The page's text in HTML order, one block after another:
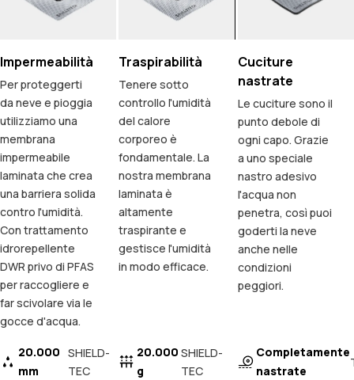
Impermeabilità
Per proteggerti
da neve e pioggia
utilizziamo una
membrana
impermeabile
laminata che crea
una barriera solida
contro l'umidità.
Con trattamento
idrorepellente
DWR privo di PFAS
per raccogliere e
far scivolare via le
gocce d'acqua.
20.000
mm
SHIELD-
TEC
Traspirabilità
Tenere sotto
controllo l'umidità
del calore
corporeo è
fondamentale. La
nostra membrana
laminata è
altamente
traspirante e
gestisce l'umidità
in modo efficace.
20.000
g
SHIELD-
TEC
Cuciture
nastrate
Le cuciture sono il
punto debole di
ogni capo. Grazie
a uno speciale
nastro adesivo
l'acqua non
penetra, così puoi
goderti la neve
anche nelle
condizioni
peggiori.
Completamente
nastrate